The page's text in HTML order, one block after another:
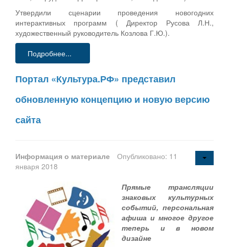
Утвердили сценарии проведения новогодних
интерактивных программ ( Директор Русова Л.Н.,
художественный руководитель Козлова Г.Ю.).
Подробнее...
Портал «Культура.РФ» представил
обновленную концепцию и новую версию
сайта
Информация о материале
Опубликовано: 11
января 2018
Прямые трансляции
знаковых культурных
событий, персональная
афиша и многое другое
теперь и в новом
дизайне